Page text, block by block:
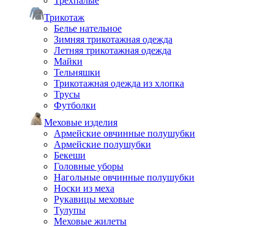
Трикотаж
Белье нательное
Зимняя трикотажная одежда
Летняя трикотажная одежда
Майки
Тельняшки
Трикотажная одежда из хлопка
Трусы
Футболки
Меховые изделия
Армейские овчинные полушубки
Армейские полушубки
Бекеши
Головные уборы
Нагольные овчинные полушубки
Носки из меха
Рукавицы меховые
Тулупы
Меховые жилеты